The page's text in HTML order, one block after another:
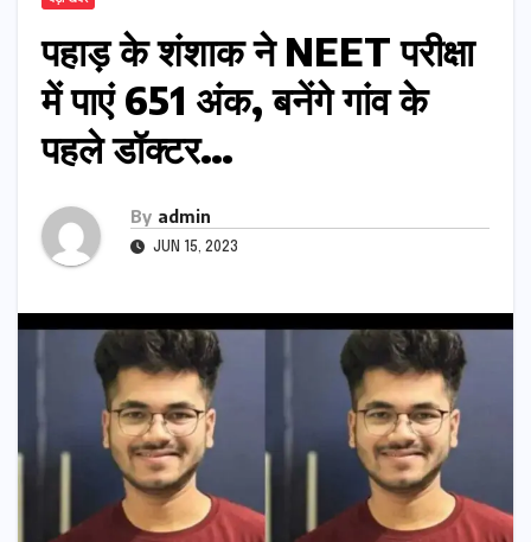
पहाड़ के शंशाक ने NEET परीक्षा
में पाएं 651 अंक, बनेंगे गांव के
पहले डॉक्टर…
By admin
JUN 15, 2023